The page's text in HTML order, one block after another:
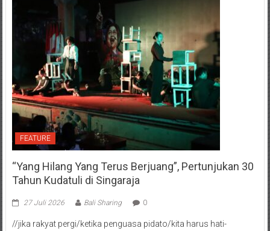
FEATURE
“Yang Hilang Yang Terus Berjuang”, Pertunjukan 30
Tahun Kudatuli di Singaraja
27 Juli 2026 Bali Sharing 0
//jika rakyat pergi/ketika penguasa pidato/kita harus hati-